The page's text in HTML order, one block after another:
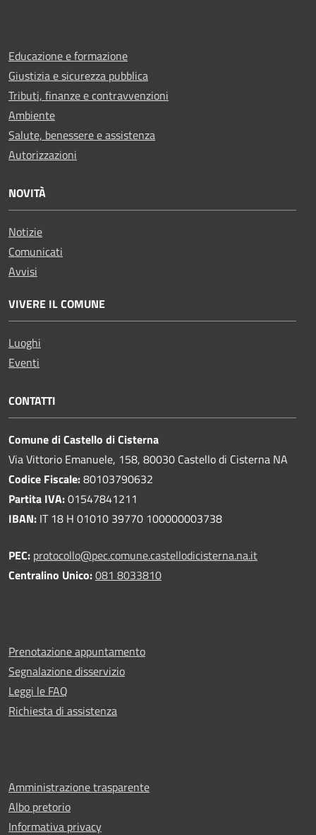
Educazione e formazione
Giustizia e sicurezza pubblica
Tributi, finanze e contravvenzioni
Ambiente
Salute, benessere e assistenza
Autorizzazioni
NOVITÀ
Notizie
Comunicati
Avvisi
VIVERE IL COMUNE
Luoghi
Eventi
CONTATTI
Comune di Castello di Cisterna
Via Vittorio Emanuele, 158, 80030 Castello di Cisterna NA
Codice Fiscale:80103790632
Partita IVA:01547841211
IBAN: IT 18 H 01010 39770 100000003738
PEC: protocollo@pec.comune.castellodicisterna.na.it
Centralino Unico:081 8033810
Prenotazione appuntamento
Segnalazione disservizio
Leggi le FAQ
Richiesta di assistenza
Amministrazione trasparente
Albo pretorio
Informativa privacy